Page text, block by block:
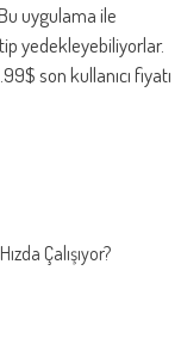
uygulama ile
yedekleyebiliyorlar.
son kullanıcı fiyatı
Çalışıyor?